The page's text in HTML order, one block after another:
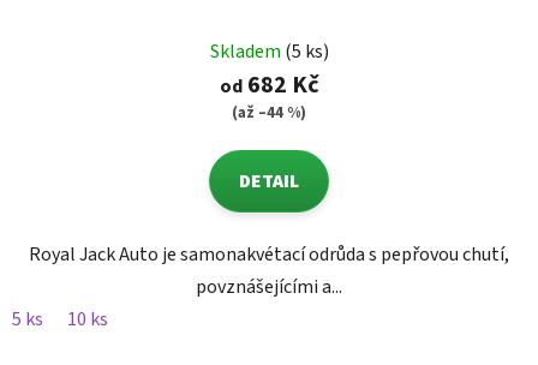
Skladem (5 ks)
od682 Kč
(až –44 %)
DETAIL
Royal Jack Auto je samonakvétací odrůda s pepřovou chutí,
povznášejícími a...
5 ks
10 ks